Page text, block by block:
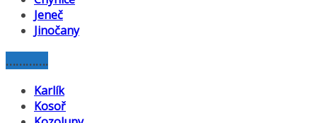
Jeneč
Jinočany
………….
Karlík
Kosoř